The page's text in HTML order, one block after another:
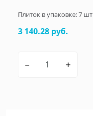
Плиток в упаковке:7 шт
3 140.28 руб.
– +